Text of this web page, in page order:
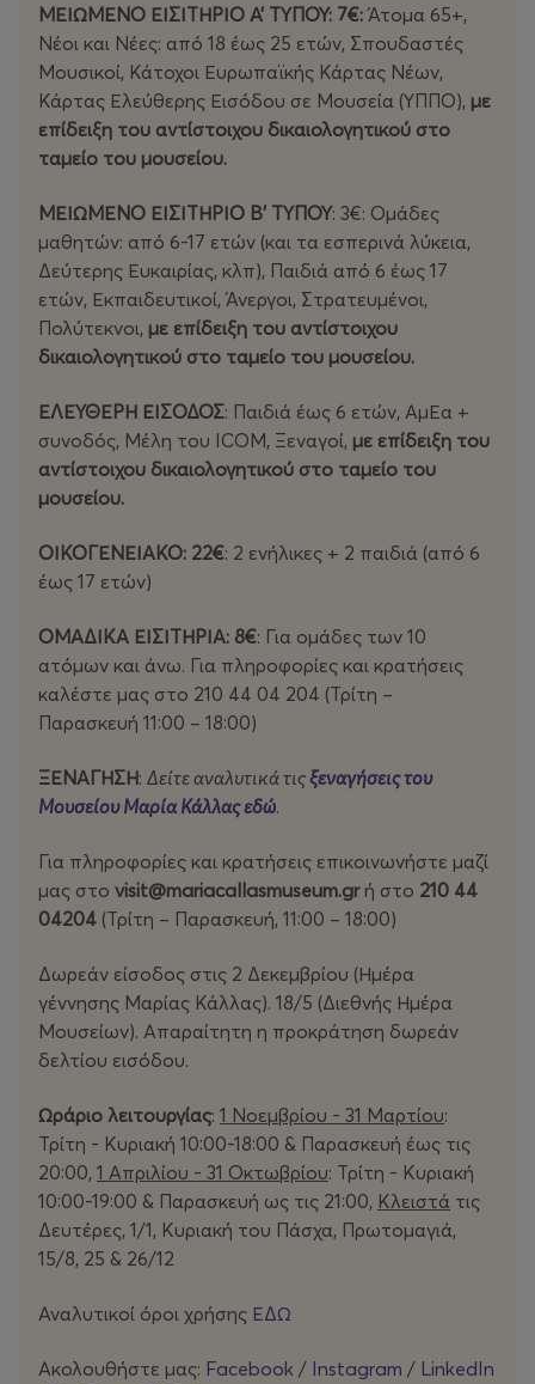
ΜΕΙΩΜΕΝΟ ΕΙΣΙΤΗΡΙΟ Α’ ΤΥΠΟΥ: 7€:Άτομα 65+,
Νέοι και Νέες: από 18 έως 25 ετών, Σπουδαστές
Μουσικοί, Κάτοχοι Ευρωπαϊκής Κάρτας Νέων,
Κάρτας Ελεύθερης Εισόδου σε Μουσεία (ΥΠΠΟ), με
επίδειξη του αντίστοιχου δικαιολογητικού στο
ταμείο του μουσείου.
ΜΕΙΩΜΕΝΟ ΕΙΣΙΤΗΡΙΟ Β’ ΤΥΠΟΥ: 3€: Ομάδες
μαθητών: από 6-17 ετών (και τα εσπερινά λύκεια,
Δεύτερης Ευκαιρίας, κλπ), Παιδιά από 6 έως 17
ετών, Εκπαιδευτικοί, Άνεργοι, Στρατευμένοι,
Πολύτεκνοι, με επίδειξη του αντίστοιχου
δικαιολογητικού στο ταμείο του μουσείου.
ΕΛΕΥΘΕΡΗ ΕΙΣΟΔΟΣ: Παιδιά έως 6 ετών, ΑμΕα +
συνοδός, Μέλη του ICOM, Ξεναγοί, με επίδειξη του
αντίστοιχου δικαιολογητικού στο ταμείο του
μουσείου.
ΟΙΚΟΓΕΝΕΙΑΚΟ: 22€: 2 ενήλικες + 2 παιδιά (από 6
έως 17 ετών)
ΟΜΑΔΙΚΑ ΕΙΣΙΤΗΡΙΑ: 8€: Για ομάδες των 10
ατόμων και άνω. Για πληροφορίες και κρατήσεις
καλέστε μας στο 210 44 04 204 (Τρίτη –
Παρασκευή 11:00 – 18:00)
ΞΕΝΑΓΗΣΗ: Δείτε αναλυτικά τιςξεναγήσεις του
Μουσείου Μαρία Κάλλας εδώ.
Για πληροφορίες και κρατήσεις επικοινωνήστε μαζί
μας στο visit@mariacallasmuseum.grή στο 210 44
04204 (Τρίτη – Παρασκευή, 11:00 – 18:00)
Δωρεάν είσοδος στις 2 Δεκεμβρίου (Ημέρα
γέννησης Μαρίας Κάλλας). 18/5 (Διεθνής Ημέρα
Μουσείων). Απαραίτητη η προκράτηση δωρεάν
δελτίου εισόδου.
Ωράριο λειτουργίας: 1 Νοεμβρίου - 31 Μαρτίου:
Τρίτη - Κυριακή 10:00-18:00 & Παρασκευή έως τις
20:00, 1 Απριλίου - 31 Οκτωβρίου: Τρίτη - Κυριακή
10:00-19:00 & Παρασκευή ως τις 21:00, Κλειστά τις
Δευτέρες, 1/1, Κυριακή του Πάσχα, Πρωτομαγιά,
15/8, 25 & 26/12
Αναλυτικοί όροι χρήσης ΕΔΩ
Ακολουθήστε μας: Facebook / Instagram / LinkedIn